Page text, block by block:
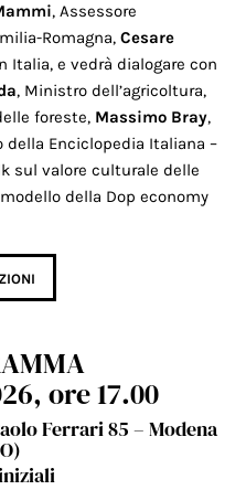
, Assessore
Romagna,Cesare
Italia, e vedrà dialogare con
, Ministro dell’agricoltura,
foreste, Massimo Bray,
Enciclopedia Italiana –
sul valore culturale delle
della Dop economy
ore 17.00
Ferrari 85 – Modena